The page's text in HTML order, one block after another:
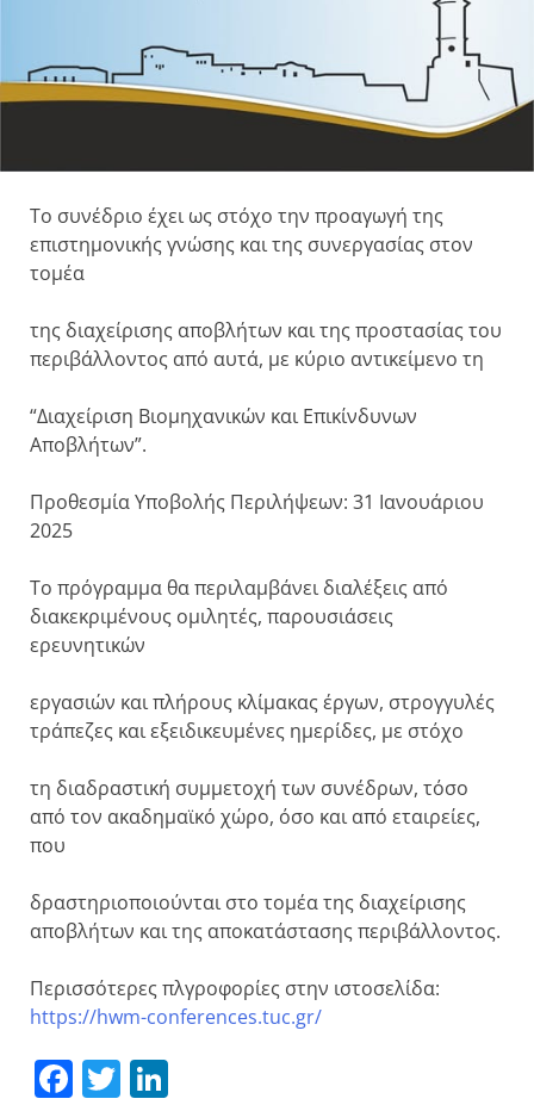
Το συνέδριο έχει ως στόχο την προαγωγή της
επιστημονικής γνώσης και της συνεργασίας στον
τομέα
της διαχείρισης αποβλήτων και της προστασίας του
περιβάλλοντος από αυτά, με κύριο αντικείμενο τη
“Διαχείριση Βιομηχανικών και Επικίνδυνων
Αποβλήτων”.
Προθεσμία Υποβολής Περιλήψεων: 31 Ιανουάριου
2025
Το πρόγραμμα θα περιλαμβάνει διαλέξεις από
διακεκριμένους ομιλητές, παρουσιάσεις
ερευνητικών
εργασιών και πλήρους κλίμακας έργων, στρογγυλές
τράπεζες και εξειδικευμένες ημερίδες, με στόχο
τη διαδραστική συμμετοχή των συνέδρων, τόσο
από τον ακαδημαϊκό χώρο, όσο και από εταιρείες,
που
δραστηριοποιούνται στο τομέα της διαχείρισης
αποβλήτων και της αποκατάστασης περιβάλλοντος.
Περισσότερες πλγροφορίες στην ιστοσελίδα:
https://hwm-conferences.tuc.gr/
Facebook
Twitter